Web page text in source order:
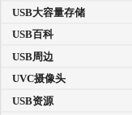
USB大容量存储
USB百科
USB周边
UVC摄像头
USB资源